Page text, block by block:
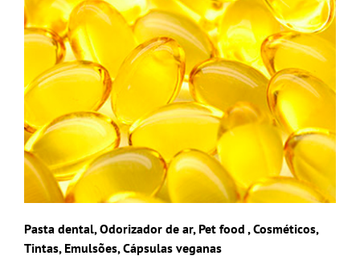
Pasta dental, Odorizador de ar, Pet food , Cosméticos,
Tintas, Emulsões, Cápsulas veganas